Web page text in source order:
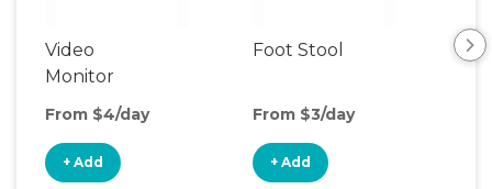
Video
Monitor
From $4/day
+ Add
Foot Stool
From $3/day
+ Add